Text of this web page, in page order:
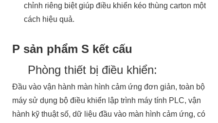
chỉnh riêng biệt giúp điều khiển kéo thùng carton một
cách hiệu quả.
P sản phẩm S kết cấu
Phòng thiết bị điều khiển:
Đầu vào vận hành màn hình cảm ứng đơn giản, toàn bộ
máy sử dụng bộ điều khiển lập trình máy tính PLC, vận
hành kỹ thuật số, dữ liệu đầu vào màn hình cảm ứng, có